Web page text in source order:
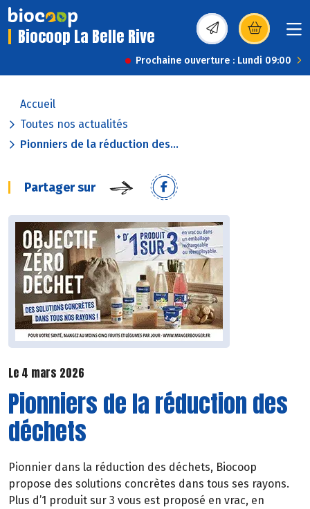
Biocoop La Belle Rive (s’ouvre dans une
Prochaine ouverture : Lundi 09:00
Accueil
Toutes nos actualités
Pionniers de la réduction des...
Partager sur
Le 4 mars 2026
Pionniers de la réduction des
déchets
Pionnier dans la réduction des déchets, Biocoop
propose des solutions concrètes dans tous ses rayons.
Plus d’1 produit sur 3 vous est proposé en vrac, en